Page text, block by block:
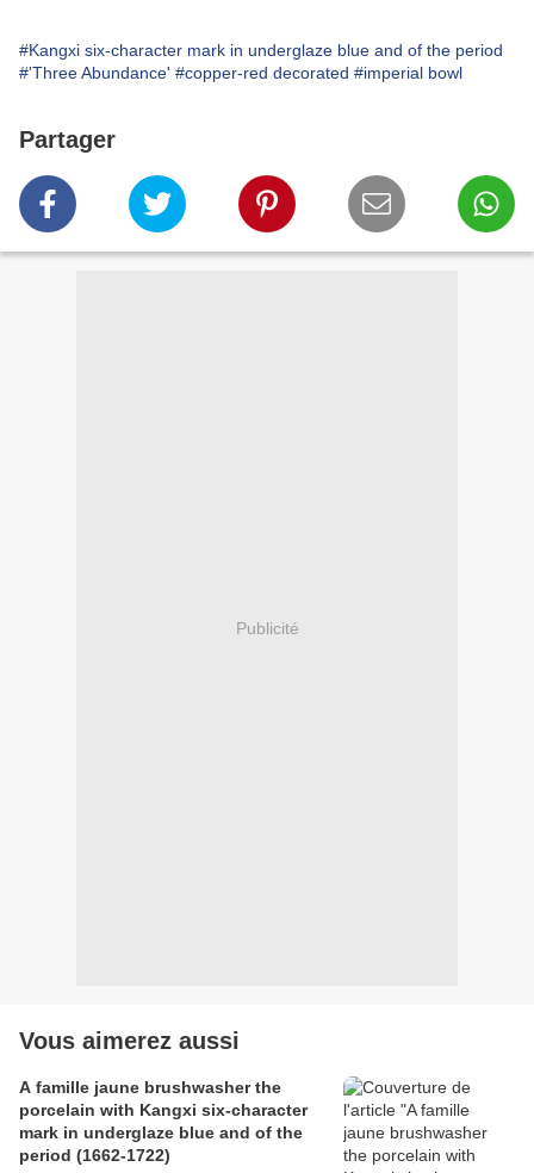
#Kangxi six-character mark in underglaze blue and of the period
#'Three Abundance' #copper-red decorated #imperial bowl
Partager
Publicité
Vous aimerez aussi
A famille jaune brushwasher the
porcelain with Kangxi six-character
mark in underglaze blue and of the
period (1662-1722)